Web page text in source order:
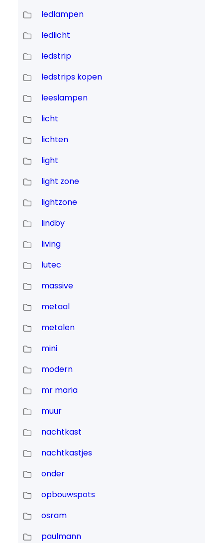
ledlampen
ledlicht
ledstrip
ledstrips kopen
leeslampen
licht
lichten
light
light zone
lightzone
lindby
living
lutec
massive
metaal
metalen
mini
modern
mr maria
muur
nachtkast
nachtkastjes
onder
opbouwspots
osram
paulmann